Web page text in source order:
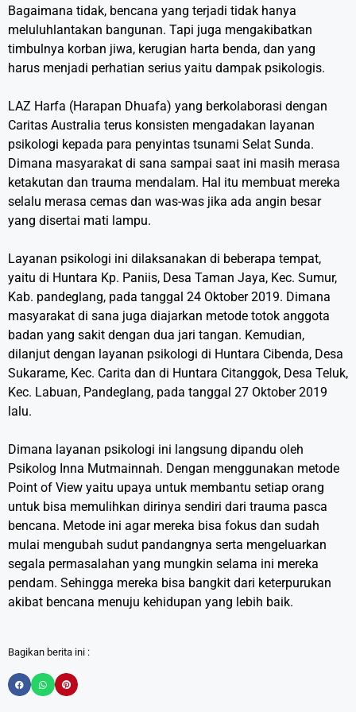
Bagaimana tidak, bencana yang terjadi tidak hanya
meluluhlantakan bangunan. Tapi juga mengakibatkan
timbulnya korban jiwa, kerugian harta benda, dan yang
harus menjadi perhatian serius yaitu dampak psikologis.
LAZ Harfa (Harapan Dhuafa) yang berkolaborasi dengan
Caritas Australia terus konsisten mengadakan layanan
psikologi kepada para penyintas tsunami Selat Sunda.
Dimana masyarakat di sana sampai saat ini masih merasa
ketakutan dan trauma mendalam. Hal itu membuat mereka
selalu merasa cemas dan was-was jika ada angin besar
yang disertai mati lampu.
Layanan psikologi ini dilaksanakan di beberapa tempat,
yaitu di Huntara Kp. Paniis, Desa Taman Jaya, Kec. Sumur,
Kab. pandeglang, pada tanggal 24 Oktober 2019. Dimana
masyarakat di sana juga diajarkan metode totok anggota
badan yang sakit dengan dua jari tangan. Kemudian,
dilanjut dengan layanan psikologi di Huntara Cibenda, Desa
Sukarame, Kec. Carita dan di Huntara Citanggok, Desa Teluk,
Kec. Labuan, Pandeglang, pada tanggal 27 Oktober 2019
lalu.
Dimana layanan psikologi ini langsung dipandu oleh
Psikolog Inna Mutmainnah. Dengan menggunakan metode
Point of View yaitu upaya untuk membantu setiap orang
untuk bisa memulihkan dirinya sendiri dari trauma pasca
bencana. Metode ini agar mereka bisa fokus dan sudah
mulai mengubah sudut pandangnya serta mengeluarkan
segala permasalahan yang mungkin selama ini mereka
pendam. Sehingga mereka bisa bangkit dari keterpurukan
akibat bencana menuju kehidupan yang lebih baik.
Bagikan berita ini :